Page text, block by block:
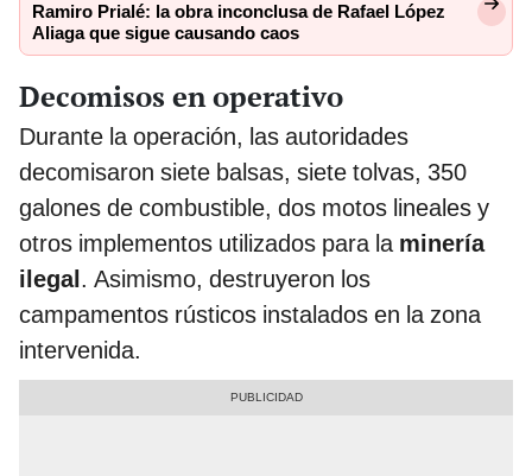
Ramiro Prialé: la obra inconclusa de Rafael López
Aliaga que sigue causando caos
Decomisos en operativo
Durante la operación, las autoridades
decomisaron siete balsas, siete tolvas, 350
galones de combustible, dos motos lineales y
otros implementos utilizados para la minería
ilegal. Asimismo, destruyeron los
campamentos rústicos instalados en la zona
intervenida.